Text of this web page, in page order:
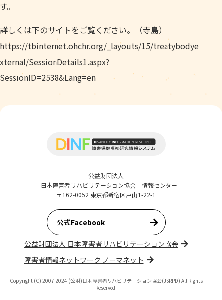
す。
詳しくは下のサイトをご覧ください。（寺島）
https://tbinternet.ohchr.org/_layouts/15/treatybodye
xternal/SessionDetails1.aspx?
SessionID=2538&Lang=en
公益財団法人
日本障害者リハビリテーション協会 情報センター
〒162-0052 東京都新宿区戸山1-22-1
公式Facebook
公益財団法人 日本障害者リハビリテーション協会
障害者情報ネットワーク ノーマネット
Copyright (C) 2007-2024 (公財)日本障害者リハビリテーション協会(JSRPD) All Rights
Reserved.